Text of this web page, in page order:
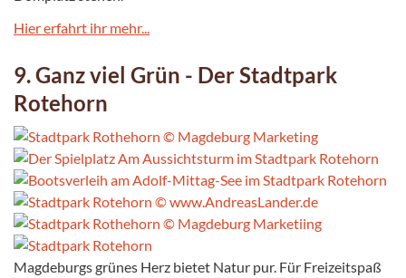
Hier erfahrt ihr mehr...
9. Ganz viel Grün - Der Stadtpark
Rotehorn
Magdeburgs grünes Herz bietet Natur pur. Für Freizeitspaß